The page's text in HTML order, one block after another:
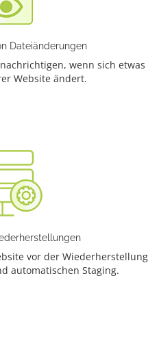
Dateiänderungen
wenn sich etwas
Website ändert.
vor der Wiederherstellung
automatischen Staging.